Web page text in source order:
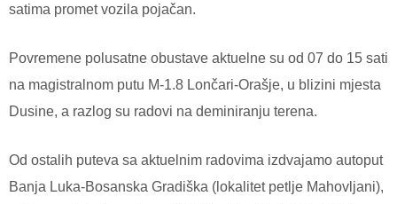
satima promet vozila pojačan.
Povremene polusatne obustave aktuelne su od 07 do 15 sati
na magistralnom putu M-1.8 Lončari-Orašje, u blizini mjesta
Dusine, a razlog su radovi na deminiranju terena.
Od ostalih puteva sa aktuelnim radovima izdvajamo autoput
Banja Luka-Bosanska Gradiška (lokalitet petlje Mahovljani),